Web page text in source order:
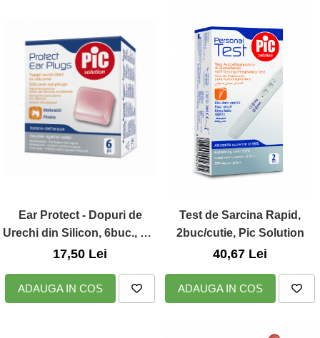
Ear Protect - Dopuri de
Urechi din Silicon, 6buc., Pic
Solution
17,50 Lei
ADAUGA IN COS
Test de Sarcina Rapid,
2buc/cutie, Pic Solution
40,67 Lei
ADAUGA IN COS